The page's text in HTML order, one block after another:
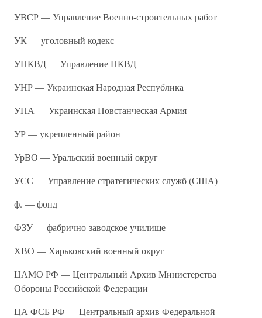
УВСР — Управление Военно-строительных работ
УК — уголовный кодекс
УНКВД — Управление НКВД
УНР — Украинская Народная Республика
УПА — Украинская Повстанческая Армия
УР — укрепленный район
УрВО — Уральский военный округ
УСС — Управление стратегических служб (США)
ф. — фонд
ФЗУ — фабрично-заводское училище
ХВО — Харьковский военный округ
ЦАМО РФ — Центральный Архив Министерства
Обороны Российской Федерации
ЦА ФСБ РФ — Центральный архив Федеральной